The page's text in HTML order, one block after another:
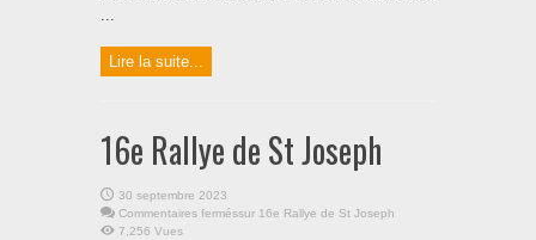
...
Lire la suite...
16e Rallye de St Joseph
30 septembre 2023
Commentaires ferméssur 16e Rallye de St Joseph
7,256 Vues